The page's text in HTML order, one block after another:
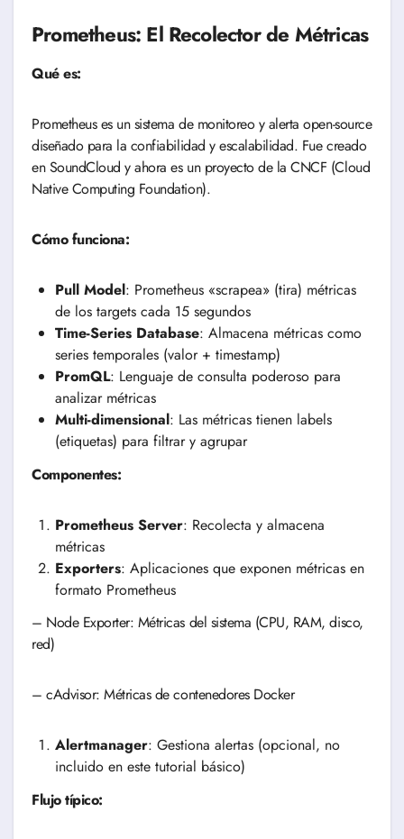
Prometheus: El Recolector de Métricas
Qué es:
Prometheus es un sistema de monitoreo y alerta open-source
diseñado para la confiabilidad y escalabilidad. Fue creado
en SoundCloud y ahora es un proyecto de la CNCF (Cloud
Native Computing Foundation).
Cómo funciona:
Pull Model: Prometheus «scrapea» (tira) métricas
de los targets cada 15 segundos
Time-Series Database: Almacena métricas como
series temporales (valor + timestamp)
PromQL: Lenguaje de consulta poderoso para
analizar métricas
Multi-dimensional: Las métricas tienen labels
(etiquetas) para filtrar y agrupar
Componentes:
Prometheus Server: Recolecta y almacena
métricas
Exporters: Aplicaciones que exponen métricas en
formato Prometheus
– Node Exporter: Métricas del sistema (CPU, RAM, disco,
red)
– cAdvisor: Métricas de contenedores Docker
Alertmanager: Gestiona alertas (opcional, no
incluido en este tutorial básico)
Flujo típico: